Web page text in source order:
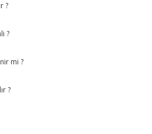
?
?
mi ?
?